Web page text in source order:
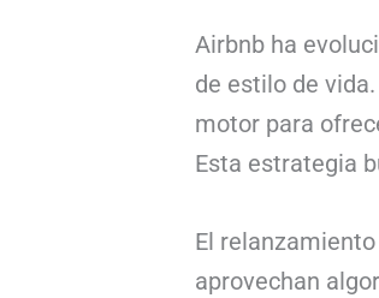
Airbnb ha
de estilo de
motor para
Esta estrategia
El
aprovechan